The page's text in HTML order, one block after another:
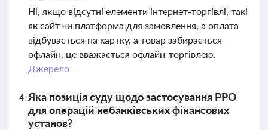
Ні, якщо відсутні елементи інтернет-торгівлі, такі
як сайт чи платформа для замовлення, а оплата
відбувається на картку, а товар забирається
офлайн, це вважається офлайн-торгівлею.
Джерело
Яка позиція суду щодо застосування РРО
для операцій небанківських фінансових
установ?